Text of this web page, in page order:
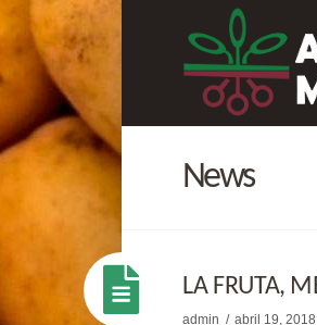
News
LA FRUTA,
admin abril 19, 2018